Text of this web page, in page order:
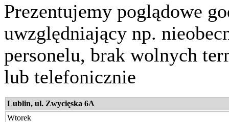
Prezentujemy poglądowe
uwzględniający np.
personelu, brak wolnych
lub telefonicznie
Lublin, ul. Zwycięska 6A
Wtorek